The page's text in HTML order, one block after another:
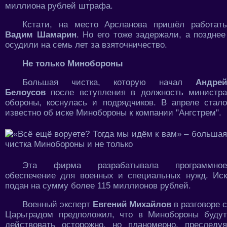
миллиона рублей штрафа.
Кстати, на место Арсланова пришёл работать
Вадим Шамарин. Но его тоже задержали, а позднее
осудили на семь лет за взяточничество.
Не только Минобороны
Большая чистка, которую начал Андрей
Белоусов после вступления в должность министра
обороны, коснулась и подрядчиков. В апреле стало
известно об иске Минобороны к компании "Ангстрем".
Эта фирма разрабатывала программное
обеспечение для военных и специальных нужд. Иск
подан на сумму более 115 миллионов рублей.
Военный эксперт Евгений Михайлов в разговоре с
Царьградом предположил, что в Минобороны будут
действовать осторожно, но планомерно, преследуя